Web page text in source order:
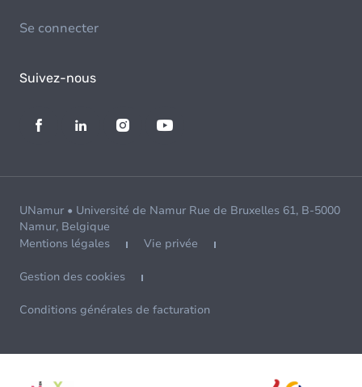
Se connecter
Suivez-nous
UNamur • Université de Namur Rue de Bruxelles 61, B-5000
Namur, Belgique
Mentions légales
Vie privée
Gestion des cookies
Conditions générales de facturation